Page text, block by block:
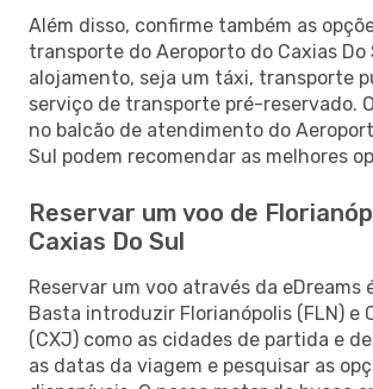
Além disso, confirme também as
transporte do Aeroporto do Caxias Do
alojamento, seja um táxi, transporte
serviço de transporte pré-reservado.
no balcão de atendimento do
Sul podem recomendar as melhores
Reservar um voo de
Caxias Do Sul
Reservar um voo através da eDreams
Basta introduzir Florianópolis (FLN) e
(CXJ) como as cidades de partida e
as datas da viagem e pesquisar as